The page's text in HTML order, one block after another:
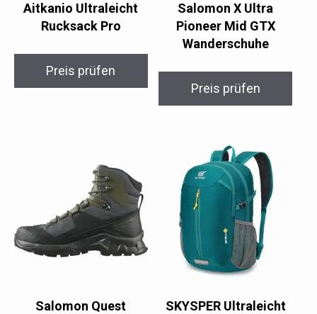
Aitkanio Ultraleicht
Rucksack Pro
Preis prüfen
Salomon X Ultra
Pioneer Mid GTX
Wanderschuhe
Preis prüfen
Salomon Quest
SKYSPER Ultraleicht